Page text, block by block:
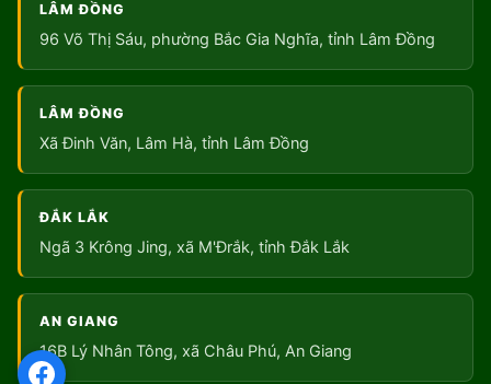
LÂM ĐỒNG
96 Võ Thị Sáu, phường Bắc Gia Nghĩa, tỉnh Lâm Đồng
LÂM ĐỒNG
Xã Đinh Văn, Lâm Hà, tỉnh Lâm Đồng
ĐẮK LẮK
Ngã 3 Krông Jing, xã M'Đrắk, tỉnh Đắk Lắk
AN GIANG
16B Lý Nhân Tông, xã Châu Phú, An Giang